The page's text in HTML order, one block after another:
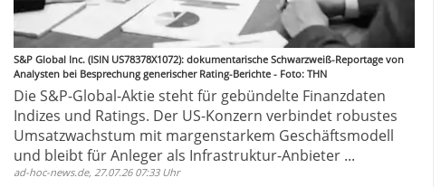
S&P Global Inc. (ISIN US78378X1072): dokumentarische Schwarzweiß-Reportage von
Analysten bei Besprechung generischer Rating-Berichte - Foto: THN
Die S&P-Global-Aktie steht für gebündelte Finanzdaten
Indizes und Ratings. Der US-Konzern verbindet robustes
Umsatzwachstum mit margenstarkem Geschäftsmodell
und bleibt für Anleger als Infrastruktur-Anbieter ...
ad-hoc-news.de, 27.07.26 07:33 Uhr